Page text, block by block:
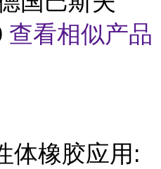
查看相似产品
体橡胶应用: